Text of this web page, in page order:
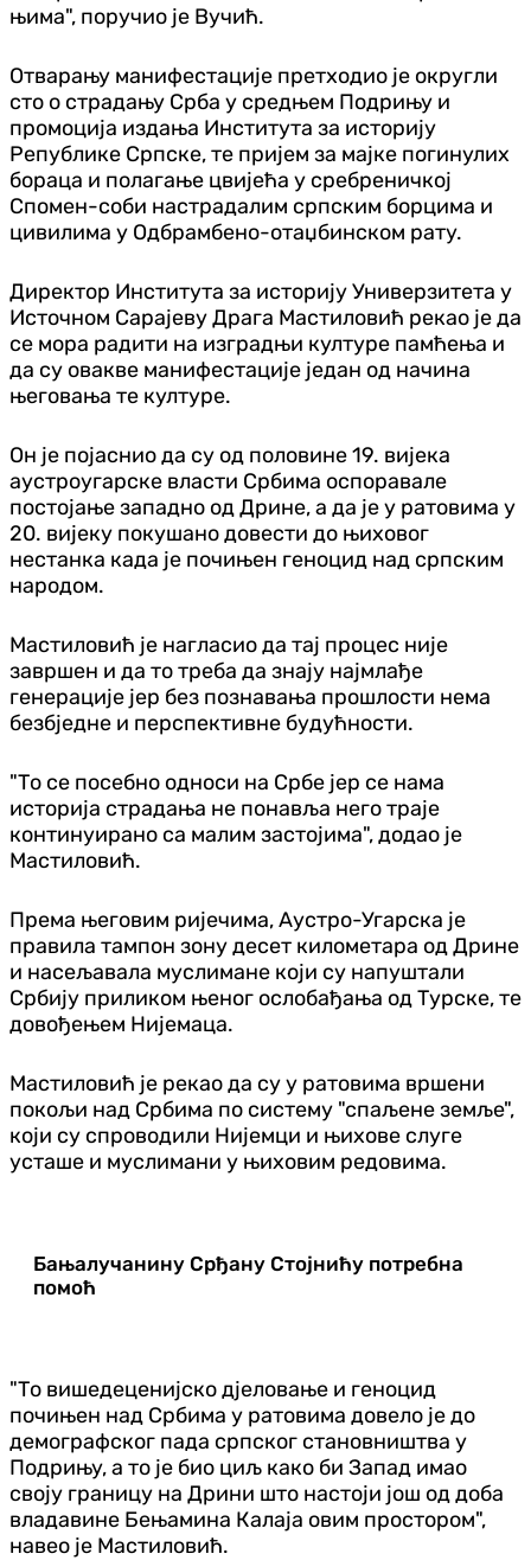
њима", поручио је Вучић.
Отварању манифестације претходио је округли
сто о страдању Срба у средњем Подрињу и
промоција издања Института за историју
Републике Српске, те пријем за мајке погинулих
бораца и полагање цвијећа у сребреничкој
Спомен-соби настрадалим српским борцима и
цивилима у Одбрамбено-отаџбинском рату.
Директор Института за историју Универзитета у
Источном Сарајеву Драга Мастиловић рекао је да
се мора радити на изградњи културе памћења и
да су овакве манифестације један од начина
његовања те културе.
Он је појаснио да су од половине 19. вијека
аустроугарске власти Србима оспоравале
постојање западно од Дрине, а да је у ратовима у
20. вијеку покушано довести до њиховог
нестанка када је почињен геноцид над српским
народом.
Мастиловић је нагласио да тај процес није
завршен и да то треба да знају најмлађе
генерације јер без познавања прошлости нема
безбједне и перспективне будућности.
"То се посебно односи на Србе јер се нама
историја страдања не понавља него траје
континуирано са малим застојима", додао је
Мастиловић.
Према његовим ријечима, Аустро-Угарска је
правила тампон зону десет километара од Дрине
и насељавала муслимане који су напуштали
Србију приликом њеног ослобађања од Турске, те
довођењем Нијемаца.
Мастиловић је рекао да су у ратовима вршени
покољи над Србима по систему "спаљене земље",
који су спроводили Нијемци и њихове слуге
усташе и муслимани у њиховим редовима.
Бањалучанину Срђану Стојнићу потребна
помоћ
"То вишедеценијско дјеловање и геноцид
почињен над Србима у ратовима довело је до
демографског пада српског становништва у
Подрињу, а то је био циљ како би Запад имао
своју границу на Дрини што настоји још од доба
владавине Бењамина Калаја овим простором",
навео је Мастиловић.